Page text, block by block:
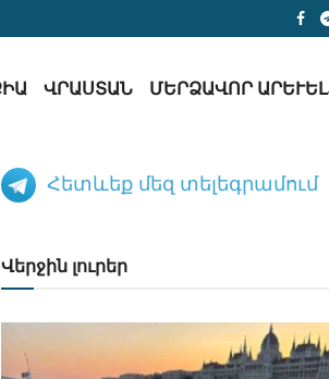
ՎՐԱՍՏԱՆ ՄԵՐՁԱՎՈՐ ԱՐԵՒԵԼՔ
Հետևեք մեզ տելեգրամում
Վերջին լուրեր